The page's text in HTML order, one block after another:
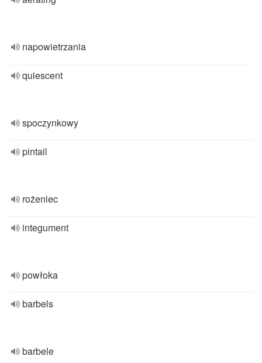
napowietrzania
quiescent
spoczynkowy
pintail
rożeniec
integument
powłoka
barbels
barbele